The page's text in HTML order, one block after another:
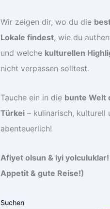
Wir zeigen dir, wo du die
Lokale findest, wie du
und welche kulturellen
nicht verpassen solltest.
Tauche ein in die bunte Welt
Türkei – kulinarisch, kulturell
abenteuerlich!
Afiyet olsun & iyi
Appetit & gute Reise!)
Suchen